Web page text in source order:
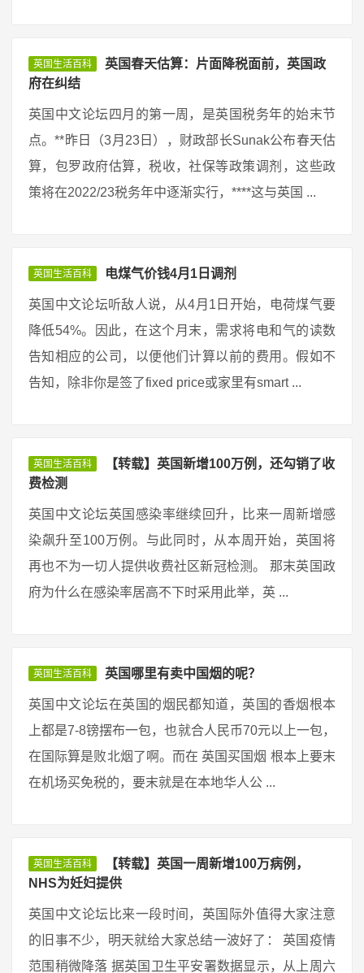
英国生活百科
英国春天估算：片面降税面前，英国政
府在纠结
英国中文论坛四月的第一周，是英国税务年的始末节
点。**昨日（3月23日），财政部长Sunak公布春天估
算，包罗政府估算，税收，社保等政策调剂，这些政
策将在2022/23税务年中逐渐实行，****这与英国 ...
英国生活百科 电煤气价钱4月1日调剂
英国中文论坛听敌人说，从4月1日开始，电荷煤气要
降低54%。因此，在这个月末，需求将电和气的读数
告知相应的公司，以便他们计算以前的费用。假如不
告知，除非你是签了fixed price或家里有smart ...
英国生活百科
【转载】英国新增100万例，还勾销了收
费检测
英国中文论坛英国感染率继续回升，比来一周新增感
染飙升至100万例。与此同时，从本周开始，英国将
再也不为一切人提供收费社区新冠检测。 那末英国政
府为什么在感染率居高不下时采用此举，英 ...
英国生活百科 英国哪里有卖中国烟的呢？
英国中文论坛在英国的烟民都知道，英国的香烟根本
上都是7-8镑摆布一包，也就合人民币70元以上一包，
在国际算是败北烟了啊。而在 英国买国烟 根本上要末
在机场买免税的，要末就是在本地华人公 ...
英国生活百科
【转载】英国一周新增100万病例，
NHS为妊妇提供
英国中文论坛比来一段时间，英国际外值得大家注意
的旧事不少，明天就给大家总结一波好了： 英国疫情
范围稍微降落 据英国卫生平安署数据显示，从上周六